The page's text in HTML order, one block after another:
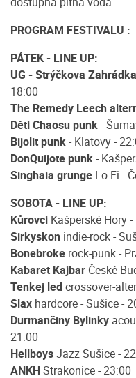
PROGRAM FESTIVALU :
PÁTEK - LINE UP:
UG - Strýčkova Zahrádka
18:00
The Remedy Leech
Děti Chaosu punk-
Bijolit punk- Klatovy -
DonQuijote punk-
Singhaia grunge-Lo-Fi -
SOBOTA - LINE UP:
Kůrovci Kašperské Hory
Sirkyskon indie-rock -
Bonebroke rock-punk -
Kabaret Kajbar České
Tenkej ledcrossover-
Slax hardcore - Sušice -
Durmančiny Bylinky
21:00
HellboysJazz Sušice -
ANKHStrakonice - 23:00